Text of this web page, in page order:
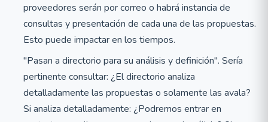
proveedores serán por correo o habrá instancia de
consultas y presentación de cada una de las propuestas.
Esto puede impactar en los tiempos.
"Pasan a directorio para su análisis y definición". Sería
pertinente consultar: ¿El directorio analiza
detalladamente las propuestas o solamente las avala?
Si analiza detalladamente: ¿Podremos entrar en